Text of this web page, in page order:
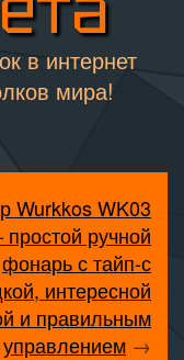
в интернет
мира!
Wurkkos WK03
ручной
фонарь с тайп-с
интересной
и правильным
управлением →